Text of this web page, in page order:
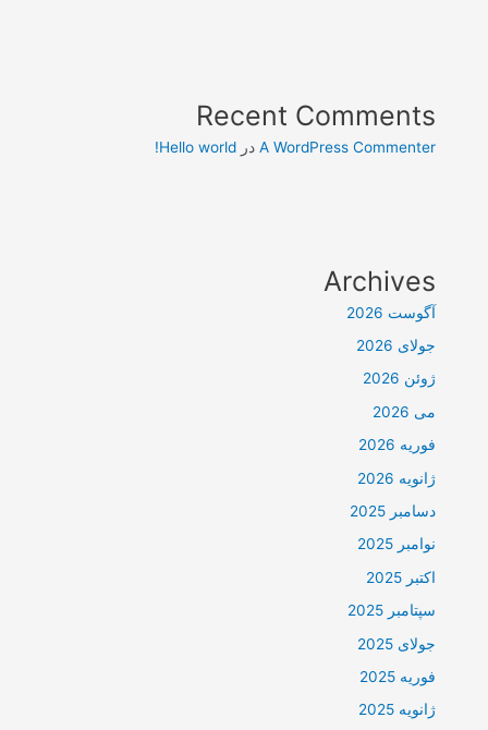
Recent Comments
A WordPress Commenter درHello world!
Archives
آگوست 2026
جولای 2026
ژوئن 2026
می 2026
فوریه 2026
ژانویه 2026
دسامبر 2025
نوامبر 2025
اکتبر 2025
سپتامبر 2025
جولای 2025
فوریه 2025
ژانویه 2025